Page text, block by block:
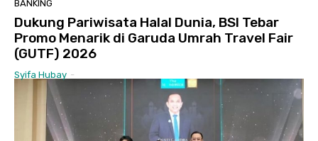
BANKING
Dukung Pariwisata Halal Dunia, BSI Tebar
Promo Menarik di Garuda Umrah Travel Fair
(GUTF) 2026
Syifa Hubay -